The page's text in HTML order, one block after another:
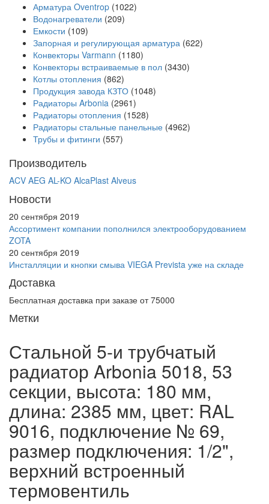
Арматура Oventrop (1022)
Водонагреватели (209)
Емкости (109)
Запорная и регулирующая арматура (622)
Конвекторы Varmann (1180)
Конвекторы встраиваемые в пол (3430)
Котлы отопления (862)
Продукция завода КЗТО (1048)
Радиаторы Arbonia (2961)
Радиаторы отопления (1528)
Радиаторы стальные панельные (4962)
Трубы и фитинги (557)
Производитель
ACV AEG AL-KO AlcaPlast Alveus
Новости
20 сентября 2019
Ассортимент компании пополнился электрооборудованием
ZOTA
20 сентября 2019
Инсталляции и кнопки смыва VIEGA Prevista уже на складе
Доставка
Бесплатная доставка при заказе от 75000
Метки
Стальной 5-и трубчатый
радиатор Arbonia 5018, 53
секции, высота: 180 мм,
длина: 2385 мм, цвет: RAL
9016, подключение № 69,
размер подключения: 1/2",
верхний встроенный
термовентиль